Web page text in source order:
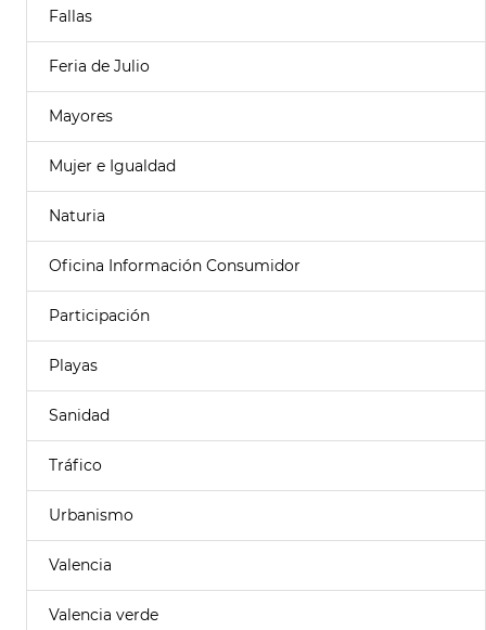
Fallas
Feria de Julio
Mayores
Mujer e Igualdad
Naturia
Oficina Información Consumidor
Participación
Playas
Sanidad
Tráfico
Urbanismo
Valencia
Valencia verde